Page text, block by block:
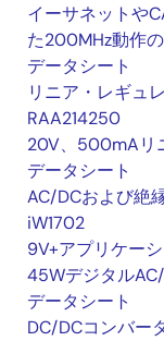
イーサネットや
た200MHz動作
データシート
リニア・レギュ
RAA214250
20V、500mAリ
データシート
AC/DCおよび絶
iW1702
9V+アプリケー
45Wデジタル
データシート
DC/DCコンバー